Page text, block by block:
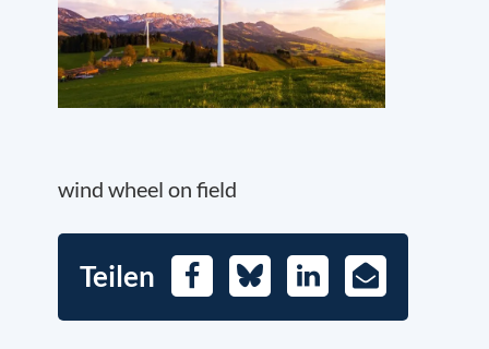
wind wheel on field
Teilen FacebookBlueskyLinkedIn
E-
Mail